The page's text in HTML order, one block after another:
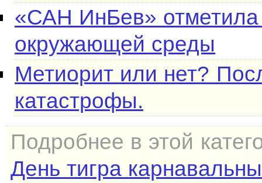
«САН ИнБев»
окружающей среды
Метиорит или нет?
катастрофы.
Подробнее в этой
День тигра